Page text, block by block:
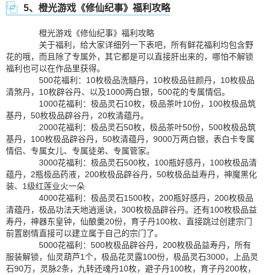
5、橙光游戏《修仙纪事》福利攻略
橙光游戏《修仙纪事》福利攻略
关于福利，给大家详细列一下表吧，所有鲜花福利均包含野
花的哦，而且除了专属外，其它都是可以直接肝出来的，哪怕不解锁
福利也可以在作品里获得。
500花福利：10枚极品洗髓丹，10枚极品驻颜丹，10枚极品
清煞丹，10枚辟谷丹、以及1000两白银，500花的专属情侣。
1000花福利：极品灵石10枚，极品茶叶10份，100枚极品筑
基丹，50枚极品辟谷丹，20枚清蕴丹。
2000花福利：极品灵石50枚，极品茶叶50份，500枚极品筑
基丹，100枚极品辟谷丹，50枚清蕴丹，9000万两白银，表白卡专属
情侣、专属女儿、专属徒弟、专属管家。
3000花福利：极品灵石500枚，100瓶好感丹，100枚极品清
蕴丹，2瓶极品药液，200枚极品辟谷丹，50枚极品益寿丹，神魔黑化
装、1级红莲业火一朵
4000花福利：极品灵石1500枚，200瓶好感丹，200枚极品
清蕴丹，极品功法天地逍遥诀，300枚极品辟谷丹。还有100枚极品益
寿丹，神器东皇钟，仙酿羹20份，育子丹100枚、直接跳过创建宗门
前置剧情直接可以建立属于自己的宗门了。
5000花福利：500枚极品辟谷丹，200枚极品益寿丹，所有
服装解锁，仙灵葫芦1个，极品花灵露100份，极品灵石3000，上品灵
石90万，灵脉2条，九转还魂丹10枚，避子丹100枚，育子丹200枚，